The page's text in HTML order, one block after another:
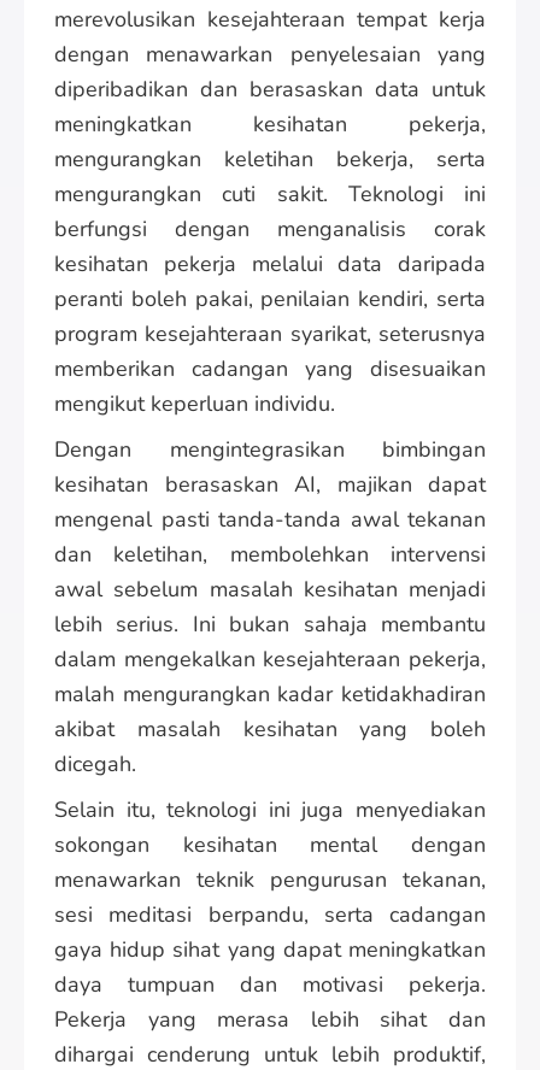
merevolusikan kesejahteraan tempat kerja
dengan menawarkan penyelesaian yang
diperibadikan dan berasaskan data untuk
meningkatkan kesihatan pekerja,
mengurangkan keletihan bekerja, serta
mengurangkan cuti sakit. Teknologi ini
berfungsi dengan menganalisis corak
kesihatan pekerja melalui data daripada
peranti boleh pakai, penilaian kendiri, serta
program kesejahteraan syarikat, seterusnya
memberikan cadangan yang disesuaikan
mengikut keperluan individu.
Dengan mengintegrasikan bimbingan
kesihatan berasaskan AI, majikan dapat
mengenal pasti tanda-tanda awal tekanan
dan keletihan, membolehkan intervensi
awal sebelum masalah kesihatan menjadi
lebih serius. Ini bukan sahaja membantu
dalam mengekalkan kesejahteraan pekerja,
malah mengurangkan kadar ketidakhadiran
akibat masalah kesihatan yang boleh
dicegah.
Selain itu, teknologi ini juga menyediakan
sokongan kesihatan mental dengan
menawarkan teknik pengurusan tekanan,
sesi meditasi berpandu, serta cadangan
gaya hidup sihat yang dapat meningkatkan
daya tumpuan dan motivasi pekerja.
Pekerja yang merasa lebih sihat dan
dihargai cenderung untuk lebih produktif,